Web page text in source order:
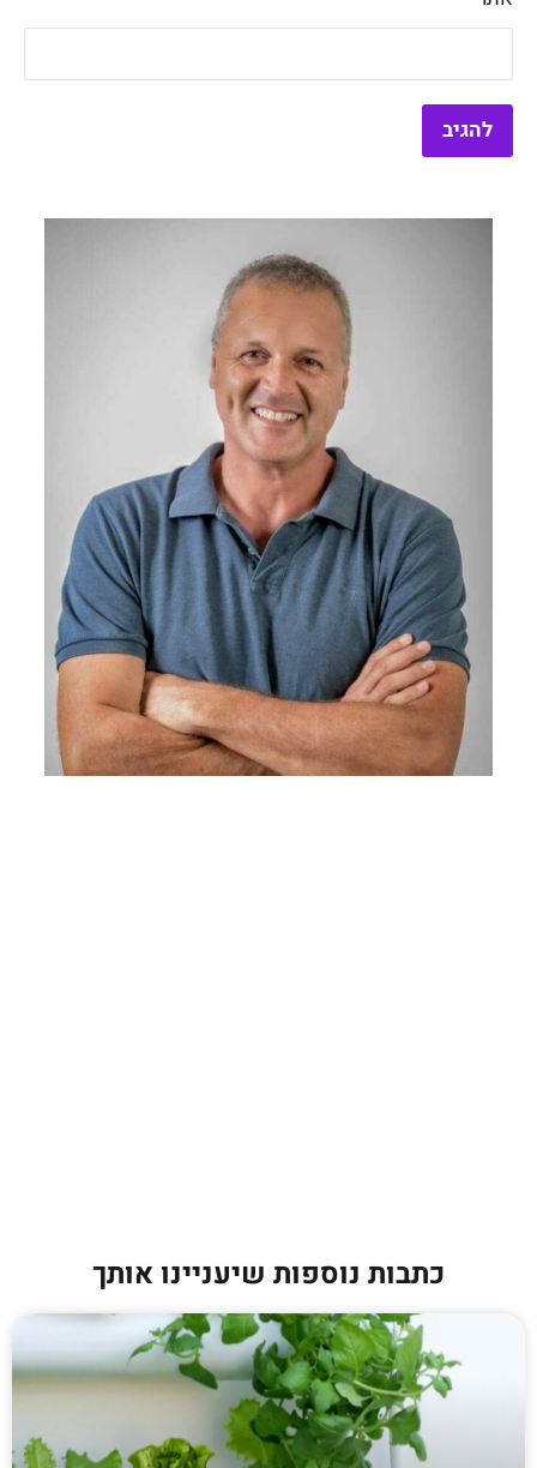
כתבות נוספות שיעניינו אותך